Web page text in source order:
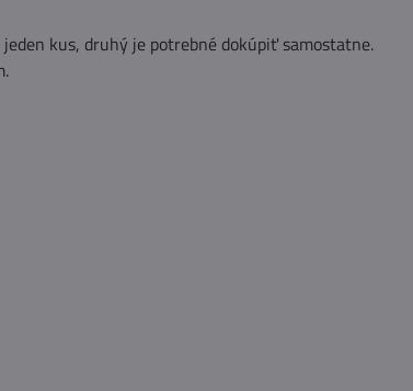
kus, druhý je potrebné dokúpiť samostatne.